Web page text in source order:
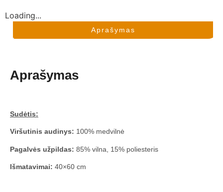
Loading...
Aprašymas
Aprašymas
Sudėtis:
Viršutinis audinys: 100% medvilnė
Pagalvės užpildas: 85% vilna, 15% poliesteris
Išmatavimai: 40×60 cm